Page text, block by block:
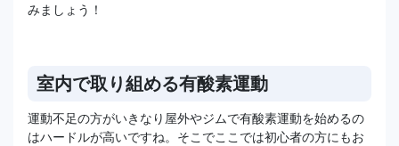
みましょう！
室内で取り組める有酸素運動
運動不足の方がいきなり屋外やジムで有酸素運動を始めるの
はハードルが高いですね。そこでここでは初心者の方にもお